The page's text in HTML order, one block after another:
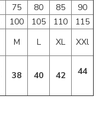
75 80 85
90
100 105 110
115
M L XL
XXl
38 40 42 44